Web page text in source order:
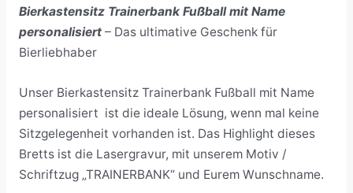
Bierkastensitz Trainerbank Fußball mit Name
personalisiert – Das ultimative Geschenk für
Bierliebhaber
Unser Bierkastensitz Trainerbank Fußball mit Name
personalisiert ist die ideale Lösung, wenn mal keine
Sitzgelegenheit vorhanden ist. Das Highlight dieses
Bretts ist die Lasergravur, mit unserem Motiv /
Schriftzug „TRAINERBANK“ und Eurem Wunschname.